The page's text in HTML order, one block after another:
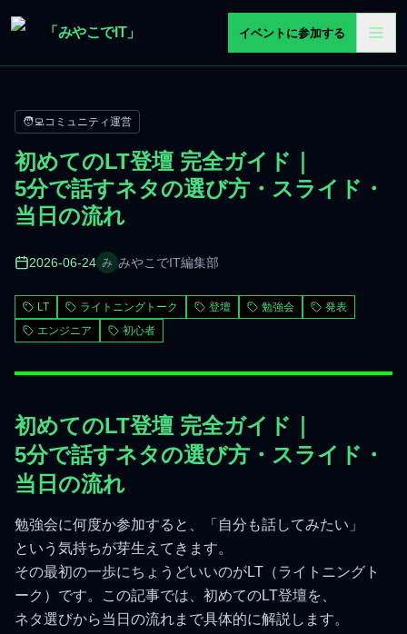
「みやこでIT」
イベントに参加する
🧑‍💻コミュニティ運営
初めてのLT登壇 完全ガイド｜
5分で話すネタの選び方・スライド・
当日の流れ
2026-06-24 み みやこでIT編集部
LT ライトニングトーク 登壇 勉強会
発表
エンジニア
初心者
初めてのLT登壇 完全ガイド｜
5分で話すネタの選び方・スライド・
当日の流れ
勉強会に何度か参加すると、「自分も話してみたい」
という気持ちが芽生えてきます。
その最初の一歩にちょうどいいのがLT（ライトニングト
ーク）です。この記事では、初めてのLT登壇を、
ネタ選びから当日の流れまで具体的に解説します。